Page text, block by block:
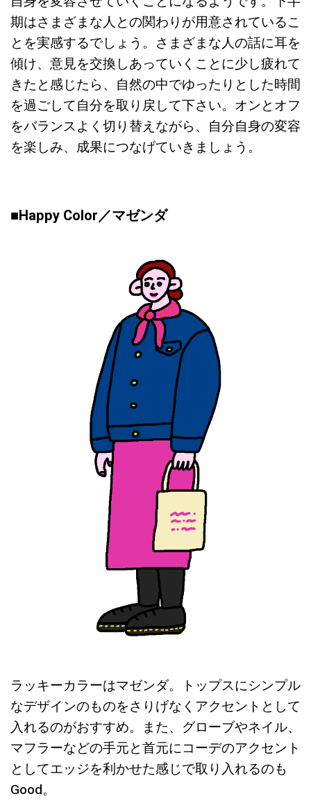
期はさまざまな人との関わりが用意されているこ
とを実感するでしょう。さまざまな人の話に耳を
傾け、意見を交換しあっていくことに少し疲れて
きたと感じたら、自然の中でゆったりとした時間
を過ごして自分を取り戻して下さい。オンとオフ
をバランスよく切り替えながら、自分自身の変容
を楽しみ、成果につなげていきましょう。
■Happy Color／マゼンダ
ラッキーカラーはマゼンダ。トップスにシンプル
なデザインのものをさりげなくアクセントとして
入れるのがおすすめ。また、グローブやネイル、
マフラーなどの手元と首元にコーデのアクセント
としてエッジを利かせた感じで取り入れるのも
Good。